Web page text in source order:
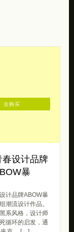
春设计品牌
暴
计品牌ABOW暴
潮流设计作品。
系风格，设计师
循环的启发，通
去购买